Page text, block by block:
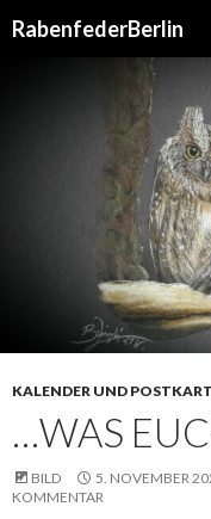
RabenfederBerlin
KALENDER UND
…WAS
BILD 5. NOVEMBER
KOMMENTAR